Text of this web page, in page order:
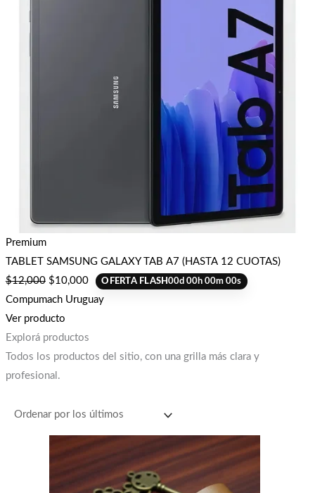
Premium
TABLET SAMSUNG GALAXY TAB A7 (HASTA 12 CUOTAS)
$12,000 $10,000 OFERTA FLASH00d00h00m00s
Compumach Uruguay
Ver producto
Explorá productos
Todos los productos del sitio, con una grilla más clara y
profesional.